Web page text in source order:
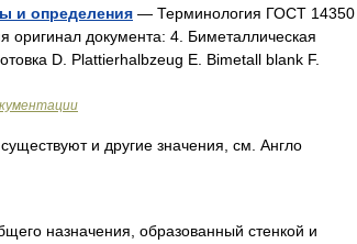
и определения — Терминология ГОСТ 14350
документа: 4. Биметаллическая
D. Plattierhalbzeug Е. Bimetall blank F.
и другие значения, см. Англо
назначения, образованный стенкой и